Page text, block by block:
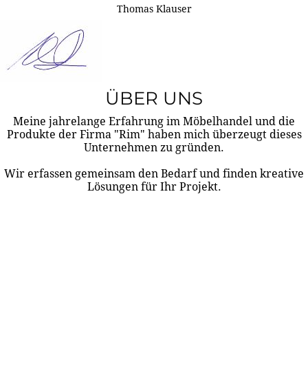
Thomas Klauser
ÜBER UNS
Meine jahrelange Erfahrung im Möbelhandel und die
Produkte der Firma "Rim" haben mich überzeugt dieses
Unternehmen zu gründen.
Wir erfassen gemeinsam den Bedarf und finden kreative
Lösungen für Ihr Projekt.